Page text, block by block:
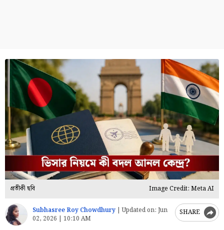
প্রতীকী ছবি Image Credit: Meta AI
Subhasree Roy Chowdhury |Updated on: Jun
02, 2026 | 10:10 AM
SHARE